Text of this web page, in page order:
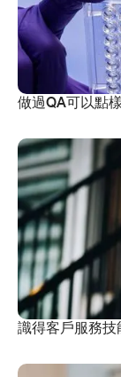
做過QA可以點
識得客戶服務技